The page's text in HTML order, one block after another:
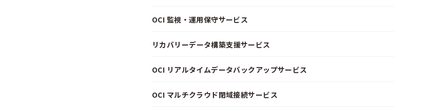
OCI 監視・運用保守サービス
リカバリーデータ構築支援サービス
OCI リアルタイムデータバックアップサービス
OCI マルチクラウド閉域接続サービス